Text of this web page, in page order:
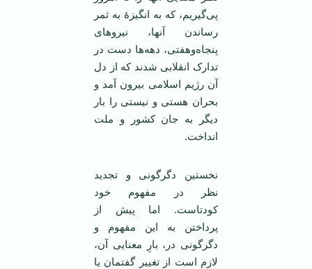
پی‌گیریم، که به انگیزۀ به ثمر
رساندن‌ آنها، نیروهای
پنجاه‌وهفتی، دهه‌ها دست در
تدارک انقلابی شدند که از دل
آن رژیم اسلامی بیرون آمد و
بحران هستی و نیستی را بار
دیگر به جان کشور و ملت
انداخت.
نخستین دگرگونی و تجدید
نظر در مفهوم خود
کودتاست. اما پیش از
پرداختن به این مفهوم و
دگرگونی در، بارِ معنایی آن،
لازم است از تغییر گفتمان یا